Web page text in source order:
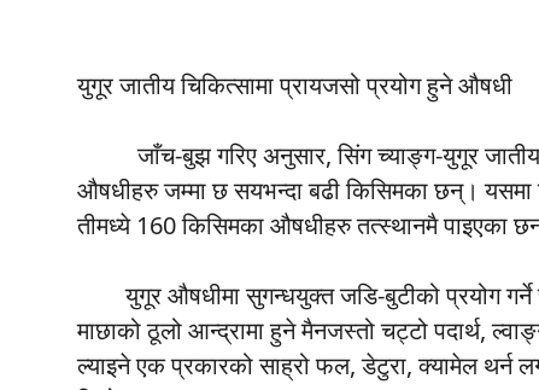
युगूर जातीय चिकित्सामा प्रायजसो प्रयोग हुने औषधी
जाँच-बुझ गरिए अनुसार, सिंग च्याङ्ग-युगूर जातीय
औषधीहरु जम्मा छ सयभन्दा बढी किसिमका छन्।
तीमध्ये 160 किसिमका औषधीहरु तत्स्थानमै पाइएका
युगूर औषधीमा सुगन्धयुक्त जडि-बुटीको प्रयोग गर्ने
माछाको ठूलो आन्द्रामा हुने मैनजस्तो चट्टो पदार्थ,
ल्याइने एक प्रकारको साह्रो फल, डेटुरा, क्यामेल थर्न